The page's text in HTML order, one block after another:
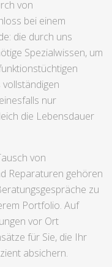
von
bei einem
die durch uns
Spezialwissen, um
nur
die Lebensdauer
von
Reparaturen gehören
zu
Portfolio. Auf
vor Ort
für Sie, die Ihr
absichern.